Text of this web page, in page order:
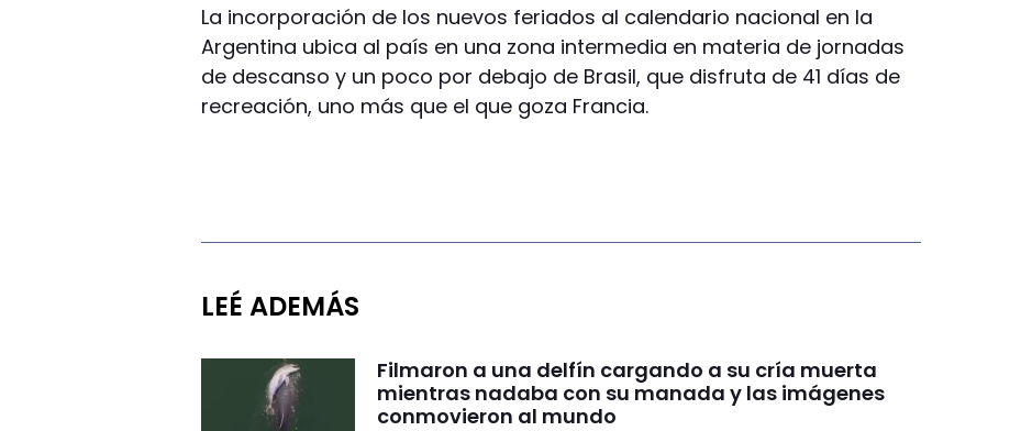
La incorporación de los nuevos feriados al calendario nacional en la
Argentina ubica al país en una zona intermedia en materia de jornadas
de descanso y un poco por debajo de Brasil, que disfruta de 41 días de
recreación, uno más que el que goza Francia.
LEÉ ADEMÁS
Filmaron a una delfín cargando a su cría muerta
mientras nadaba con su manada y las imágenes
conmovieron al mundo